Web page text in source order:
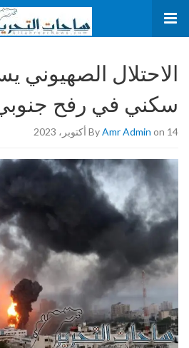
الاحتلال الصهيوني
سكني في رفح
ByAmr Admin on 14 أكتوبر، 2023